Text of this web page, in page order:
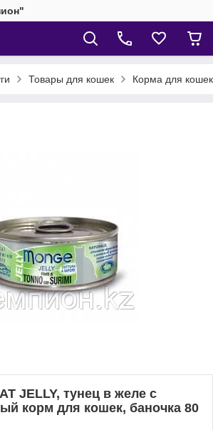
Товары для кошек Корма для кошек
JELLY, тунец в желе с
корм для кошек, баночка 80